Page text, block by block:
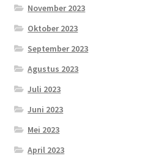
November 2023
Oktober 2023
September 2023
Agustus 2023
Juli 2023
Juni 2023
Mei 2023
April 2023